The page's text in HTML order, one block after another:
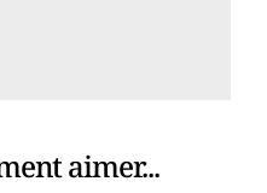
aimer...